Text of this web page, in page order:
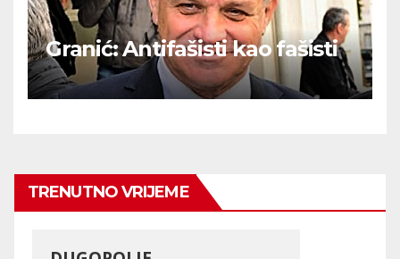
Granić: Antifašisti kao fašisti
TRENUTNO VRIJEME